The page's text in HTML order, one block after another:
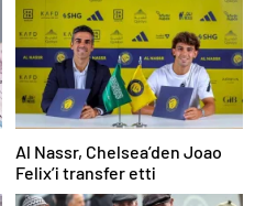
Al Nassr, Chelsea’den Joao
Felix’i transfer etti